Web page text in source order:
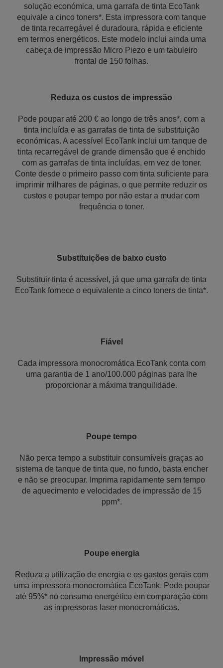
solução económica, uma garrafa de tinta EcoTank
equivale a cinco toners*. Esta impressora com tanque
de tinta recarregável é duradoura, rápida e eficiente
em termos energéticos. Este modelo inclui ainda uma
cabeça de impressão Micro Piezo e um tabuleiro
frontal de 150 folhas.
Reduza os custos de impressão
Pode poupar até 200 € ao longo de três anos*, com a
tinta incluída e as garrafas de tinta de substituição
económicas. A acessível EcoTank inclui um tanque de
tinta recarregável de grande dimensão que é enchido
com as garrafas de tinta incluídas, em vez de toner.
Conte desde o primeiro passo com tinta suficiente para
imprimir milhares de páginas, o que permite reduzir os
custos e poupar tempo por não estar a mudar com
frequência o toner.
Substituições de baixo custo
Substituir tinta é acessível, já que uma garrafa de tinta
EcoTank fornece o equivalente a cinco toners de tinta*.
Fiável
Cada impressora monocromática EcoTank conta com
uma garantia de 1 ano/100.000 páginas para lhe
proporcionar a máxima tranquilidade.
Poupe tempo
Não perca tempo a substituir consumíveis graças ao
sistema de tanque de tinta que, no fundo, basta encher
e não se preocupar. Imprima rapidamente sem tempo
de aquecimento e velocidades de impressão de 15
ppm*.
Poupe energia
Reduza a utilização de energia e os gastos gerais com
uma impressora monocromática EcoTank. Pode poupar
até 95%* no consumo energético em comparação com
as impressoras laser monocromáticas.
Impressão móvel